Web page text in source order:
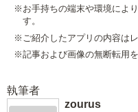
※お手持ちの端末や環境によ
す。
※ご紹介したアプリの内容は
※記事および画像の無断転用を
執筆者
zourus